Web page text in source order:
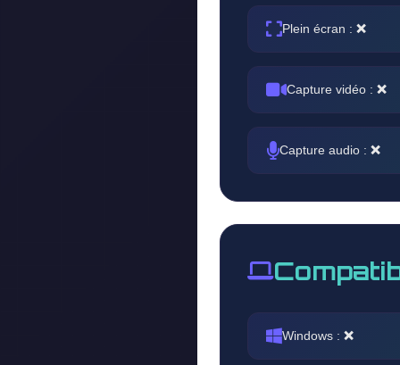
Plein écran : ❌
Capture vidéo : ❌
Capture audio : ❌
Windows : ❌